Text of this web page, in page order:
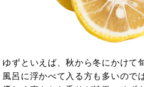
ゆずといえば、秋から冬にかけて
風呂に浮かべて入る方も多いので